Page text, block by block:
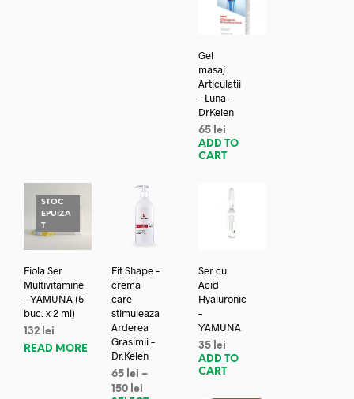
Gel
masaj
Articulatii
– Luna –
DrKelen
65 lei
ADD TO
CART
STOC
EPUIZA
T
Fiola Ser
Multivitamine
– YAMUNA (5
buc. x 2 ml)
132 lei
READ MORE
Fit Shape –
crema
care
stimuleaza
Arderea
Grasimii –
Dr.Kelen
65 lei –
150 lei
Ser cu
Acid
Hyaluronic
–
YAMUNA
35 lei
ADD TO
CART